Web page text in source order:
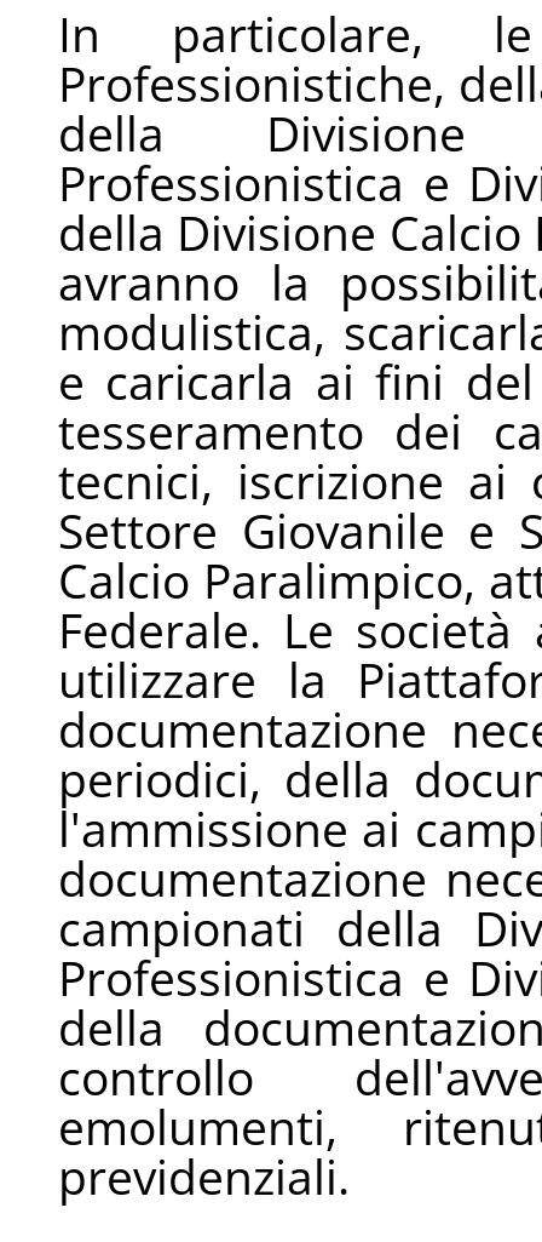
In particolare,
Professionistiche,
della
Professionistica e
della Divisione
avranno la
modulistica,
e caricarla ai fini
tesseramento dei
tecnici, iscrizione
Settore Giovanile e
Calcio Paralimpico,
Federale. Le
utilizzare la
documentazione
periodici, della
l'ammissione ai
documentazione
campionati della
Professionistica e
della
controllo
emolumenti,
previdenziali.